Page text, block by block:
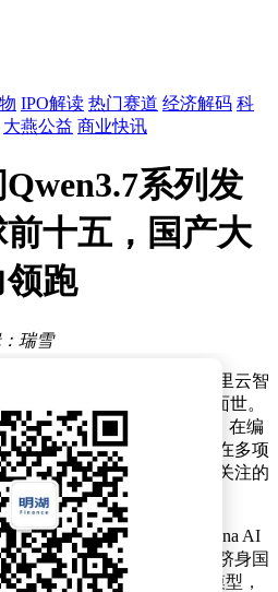
IPO解读 热门赛道 经济解码 科
大燕公益 商业快讯
系列发
十五，国产大
跑
瑞雪
阿里巴巴集团副总裁、阿里云智
Qwen3.7系列大模型正式面世。
定位为“全能智能体基座”，在编
力上实现了显著突破，并在多项
模型纪录，成为全球科技界关注的
Max表现尤为突出。根据Arena AI
，该模型以第13名的成绩跻身国
、GPT-5.5等国际知名模型，